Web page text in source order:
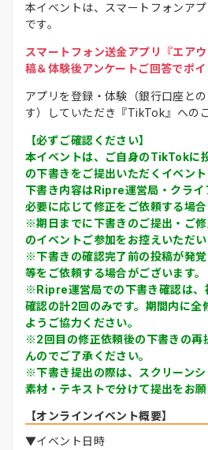
本イベントは、スマートフォンア
です。
スマートフォン送金アプリ『エア
稿＆体験後アンケートご回答でポイ
アプリを登録・体験（銀行口座と
す）していただき『TikTok』への
【必ずご確認ください】
本イベントは、ご自身のTikTokに
の下書きをご提出いただくイベント
下書き内容はRipre運営局・クライ
必要に応じて修正をご依頼する場合
※期日までに下書きのご提出・ご
のイベントご参加をお控えいただい
※下書きの確認完了前の投稿が発
等をご依頼する場合がございます。
※Ripre運営局での下書き確認は、
確認の計2回のみです。期間内に全
ようご協力ください。
※2回目の修正依頼後の下書きの再
んのでご了承ください。
※下書き提出の際は、スクリーン
素材・テキストで分けて提出をお願
【オンラインイベント概要】
▼イベント日時